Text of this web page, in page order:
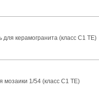
для керамогранита (класс С1 ТЕ)
мозаики 1/54 (класс С1 ТЕ)